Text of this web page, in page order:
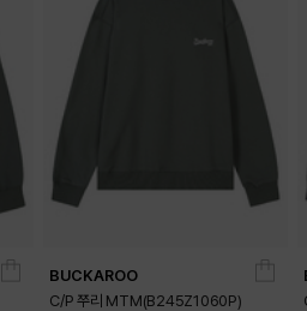
BUCKAROO
C/P 쭈리 MTM(B245Z1060P)